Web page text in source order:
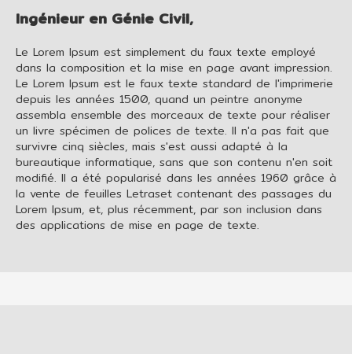
Ingénieur en Génie Civil,
Le Lorem Ipsum est simplement du faux texte employé
dans la composition et la mise en page avant impression.
Le Lorem Ipsum est le faux texte standard de l'imprimerie
depuis les années 1500, quand un peintre anonyme
assembla ensemble des morceaux de texte pour réaliser
un livre spécimen de polices de texte. Il n'a pas fait que
survivre cinq siècles, mais s'est aussi adapté à la
bureautique informatique, sans que son contenu n'en soit
modifié. Il a été popularisé dans les années 1960 grâce à
la vente de feuilles Letraset contenant des passages du
Lorem Ipsum, et, plus récemment, par son inclusion dans
des applications de mise en page de texte.